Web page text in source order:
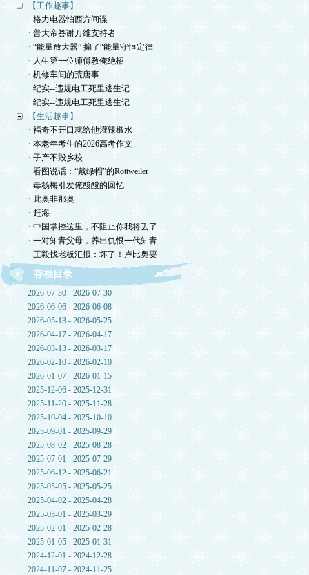
【工作趣事】
· 格力电器怕西方间谍
· 普大帝答谢万维支持者
· “能量放大器” 搧了“能量守恒定律
· 人生第一位师傅教俺绝招
· 机修车间的荒唐事
· 纪实--违规电工死里逃生记
· 纪实--违规电工死里逃生记
【生活趣事】
· 福奇不开口就给他灌辣椒水
· 本老年考生的2026高考作文
· 子产不毁乡校
· 看图说话：“戴绿帽”的Rottweiler
· 毒杨梅引发俺酸酸的回忆
· 此奥非那奥
· 赶海
· 中国掌控这里，不阻止你我将丢了
· 一对知青父母，养出仇恨一代知青
· 王毅找老板汇报：坏了！卢比奥要
存档目录
2026-07-30 - 2026-07-30
2026-06-06 - 2026-06-08
2026-05-13 - 2026-05-25
2026-04-17 - 2026-04-17
2026-03-13 - 2026-03-17
2026-02-10 - 2026-02-10
2026-01-07 - 2026-01-15
2025-12-06 - 2025-12-31
2025-11-20 - 2025-11-28
2025-10-04 - 2025-10-10
2025-09-01 - 2025-09-29
2025-08-02 - 2025-08-28
2025-07-01 - 2025-07-29
2025-06-12 - 2025-06-21
2025-05-05 - 2025-05-25
2025-04-02 - 2025-04-28
2025-03-01 - 2025-03-29
2025-02-01 - 2025-02-28
2025-01-05 - 2025-01-31
2024-12-01 - 2024-12-28
2024-11-07 - 2024-11-25